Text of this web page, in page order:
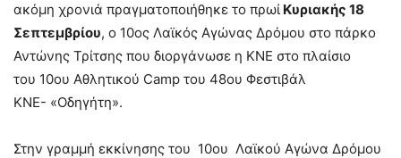
ακόμη χρονιά πραγματοποιήθηκε το πρωί Κυριακής 18
Σεπτεμβρίου, ο 10ος Λαϊκός Αγώνας Δρόμου στο πάρκο
Αντώνης Τρίτσης που διοργάνωσε η ΚΝΕ στο πλαίσιο
του 10ου Αθλητικού Camp του 48ου Φεστιβάλ
ΚΝΕ- «Οδηγήτη».
Στην γραμμή εκκίνησης του 10ου Λαϊκού Αγώνα Δρόμου